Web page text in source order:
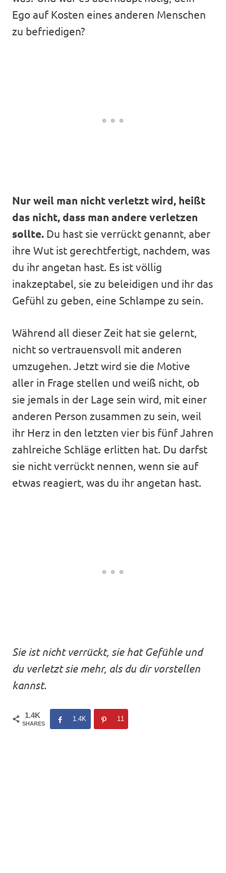
Ego auf Kosten eines anderen Menschen
zu befriedigen?
Nur weil man nicht verletzt wird, heißt
das nicht, dass man andere verletzen
sollte. Du hast sie verrückt genannt, aber
ihre Wut ist gerechtfertigt, nachdem, was
du ihr angetan hast. Es ist völlig
inakzeptabel, sie zu beleidigen und ihr das
Gefühl zu geben, eine Schlampe zu sein.
Während all dieser Zeit hat sie gelernt,
nicht so vertrauensvoll mit anderen
umzugehen. Jetzt wird sie die Motive
aller in Frage stellen und weiß nicht, ob
sie jemals in der Lage sein wird, mit einer
anderen Person zusammen zu sein, weil
ihr Herz in den letzten vier bis fünf Jahren
zahlreiche Schläge erlitten hat. Du darfst
sie nicht verrückt nennen, wenn sie auf
etwas reagiert, was du ihr angetan hast.
Sie ist nicht verrückt, sie hat Gefühle und
du verletzt sie mehr, als du dir vorstellen
kannst.
1.4K
SHARES
1.4K 11